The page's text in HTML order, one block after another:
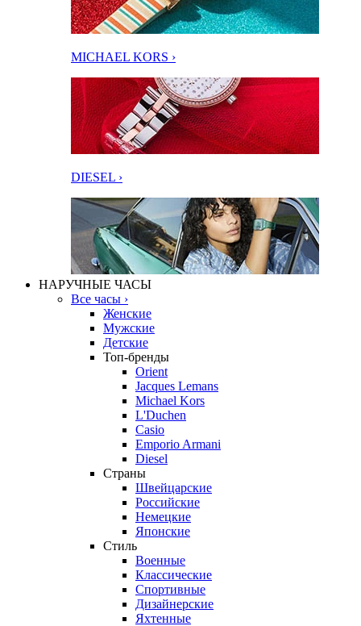
MICHAEL KORS ›
DIESEL ›
НАРУЧНЫЕ ЧАСЫ
Все часы ›
Женские
Мужские
Детские
Топ-бренды
Orient
Jacques Lemans
Michael Kors
L'Duchen
Casio
Emporio Armani
Diesel
Страны
Швейцарские
Российские
Немецкие
Японские
Стиль
Военные
Классические
Спортивные
Дизайнерские
Яхтенные